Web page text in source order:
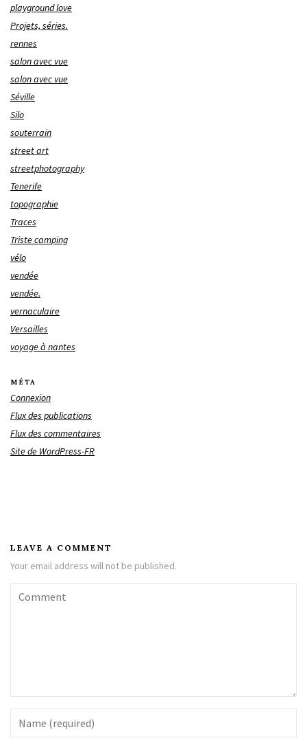
playground love
Projets, séries.
rennes
salon avec vue
salon avec vue
Séville
Silo
souterrain
street art
streetphotography
Tenerife
topographie
Traces
Triste camping
vélo
vendée
vendée.
vernaculaire
Versailles
voyage à nantes
MÉTA
Connexion
Flux des publications
Flux des commentaires
Site de WordPress-FR
LEAVE A COMMENT
Your email address will not be published.